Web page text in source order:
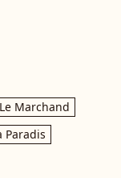
Marchand
Paradis